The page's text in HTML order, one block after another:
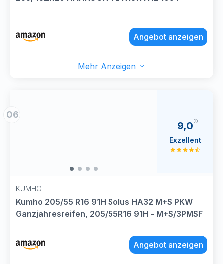
Angebot anzeigen
Mehr Anzeigen
06
KUMHO
Kumho 205/55 R16 91H Solus HA32 M+S PKW
Ganzjahresreifen, 205/55R16 91H - M+S/3PMSF
9,0
Exzellent
Angebot anzeigen